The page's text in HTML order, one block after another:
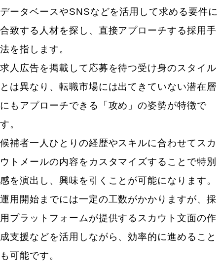
データベースやSNSなどを活用して求める要件に
合致する人材を探し、直接アプローチする採用手
法を指します。
求人広告を掲載して応募を待つ受け身のスタイル
とは異なり、転職市場には出てきていない潜在層
にもアプローチできる「攻め」の姿勢が特徴で
す。
候補者一人ひとりの経歴やスキルに合わせてスカ
ウトメールの内容をカスタマイズすることで特別
感を演出し、興味を引くことが可能になります。
運用開始までには一定の工数がかかりますが、採
用プラットフォームが提供するスカウト文面の作
成支援などを活用しながら、効率的に進めること
も可能です。